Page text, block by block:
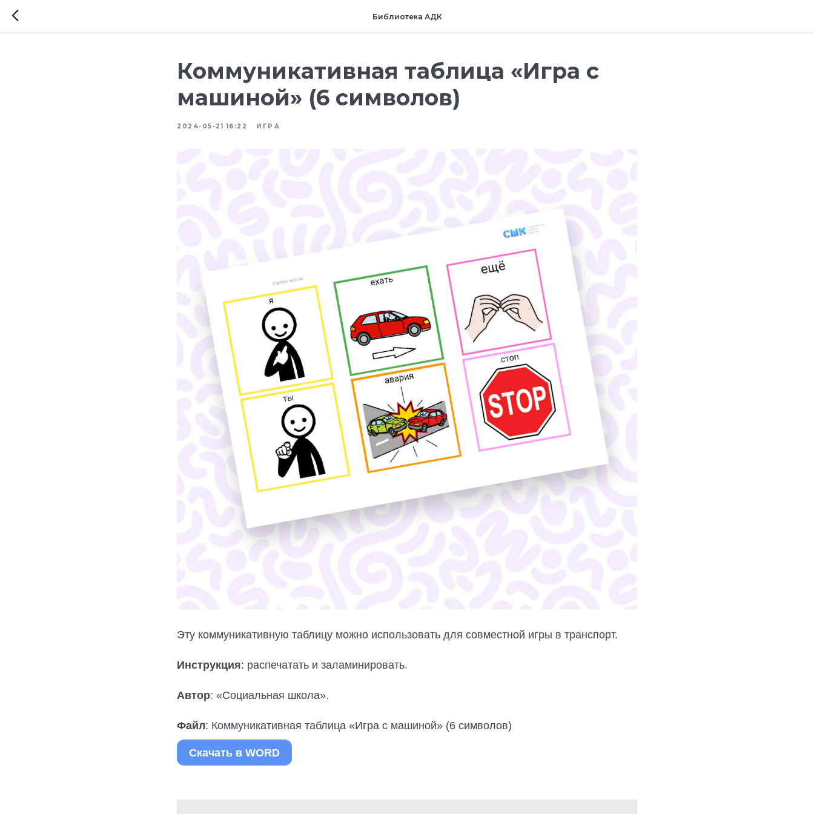
Библиотека АДК
Коммуникативная таблица «Игра с
машиной» (6 символов)
2024-05-21 16:22 ИГРА
Эту коммуникативную таблицу можно использовать для совместной игры в транспорт.
Инструкция: распечатать и заламинировать.
Автор: «Социальная школа».
Файл: Коммуникативная таблица «Игра с машиной» (6 символов)
Скачать в WORD